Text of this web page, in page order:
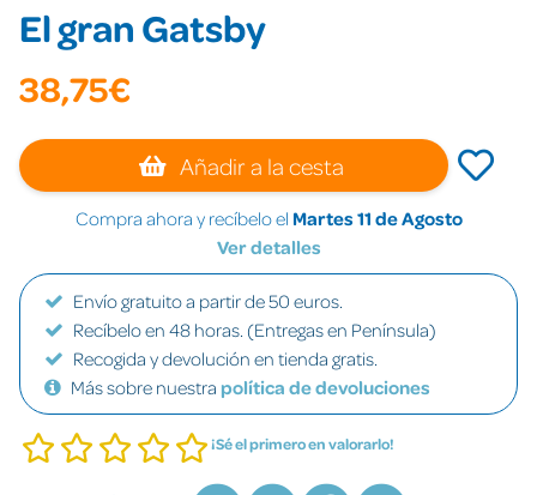
El gran Gatsby
38,75€
Añadir a la cesta
Compra ahora y recíbelo el Martes 11 de Agosto
Ver detalles
Envío gratuito a partir de 50 euros.
Recíbelo en 48 horas. (Entregas en Península)
Recogida y devolución en tienda gratis.
Más sobre nuestra política de devoluciones
¡Sé el primero en valorarlo!